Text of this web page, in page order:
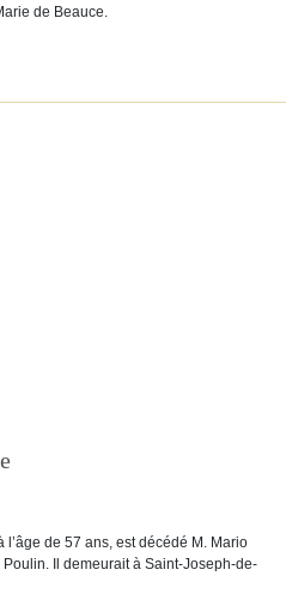
de Beauce.
de 57 ans, est décédé M. Mario
Il demeurait à Saint-Joseph-de-